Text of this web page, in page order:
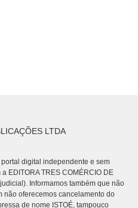
LTDA
portal digital independente e sem
EDITORA TRES COMÉRCIO DE
Informamos também que não
não oferecemos cancelamento do
de nome ISTOÉ, tampouco